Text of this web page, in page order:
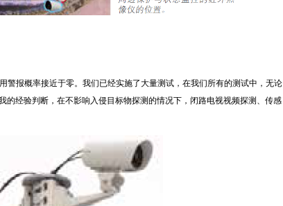
警报概率接近于零。我们已经实施了大量测试，在我们所有的测试中，无论
的经验判断，在不影响入侵目标物探测的情况下，闭路电视视频探测、传感